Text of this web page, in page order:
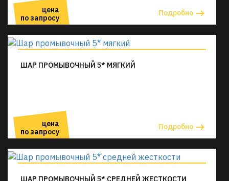
цена
по запросу
Подробно
ШАР ПРОМЫВОЧНЫЙ 5* МЯГКИЙ
цена
по запросу
Подробно
ШАР ПРОМЫВОЧНЫЙ 5* СРЕДНЕЙ ЖЕСТКОСТИ